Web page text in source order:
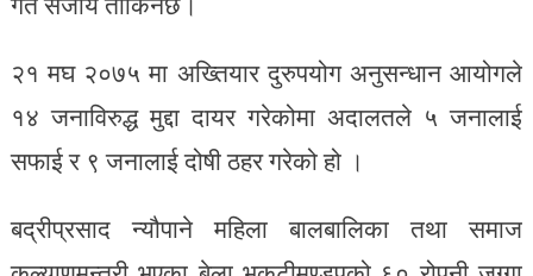
२१ मघ २०७५ मा अख्तियार दुरुपयोग अनुसन्धान आयोगले
१४ जनाविरुद्ध मुद्दा दायर गरेकोमा अदालतले ५ जनालाई
सफाई र ९ जनालाई दोषी ठहर गरेको हो ।
बद्रीप्रसाद न्यौपाने महिला बालबालिका तथा समाज